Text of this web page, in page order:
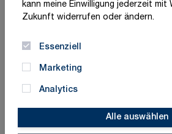
kann meine Einwilligung jederzeit mit
Zukunft widerrufen oder ändern.
Essenziell
Marketing
Analytics
Alle auswählen